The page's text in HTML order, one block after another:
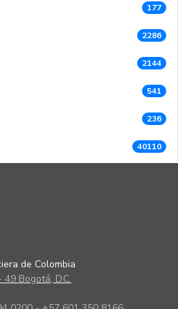
177
2286
2144
541
236
40110
de Colombia
Bogotá, D.C.